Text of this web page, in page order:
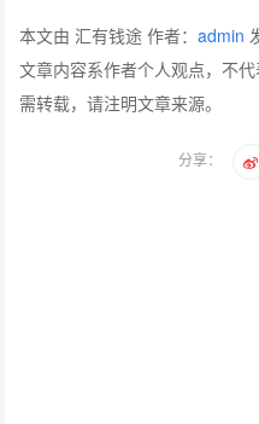
本文由 汇有钱途 作者：admin
文章内容系作者个人观点，不
需转载，请注明文章来源。
分享：